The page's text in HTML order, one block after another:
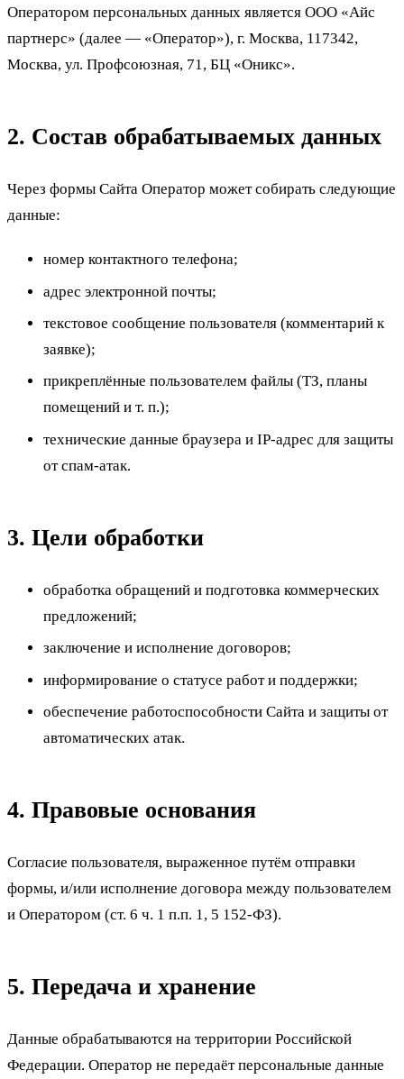
Оператором персональных данных является ООО «Айс
партнерс» (далее — «Оператор»), г. Москва, 117342,
Москва, ул. Профсоюзная, 71, БЦ «Оникс».
2. Состав обрабатываемых данных
Через формы Сайта Оператор может собирать следующие
данные:
номер контактного телефона;
адрес электронной почты;
текстовое сообщение пользователя (комментарий к
заявке);
прикреплённые пользователем файлы (ТЗ, планы
помещений и т. п.);
технические данные браузера и IP-адрес для защиты
от спам-атак.
3. Цели обработки
обработка обращений и подготовка коммерческих
предложений;
заключение и исполнение договоров;
информирование о статусе работ и поддержки;
обеспечение работоспособности Сайта и защиты от
автоматических атак.
4. Правовые основания
Согласие пользователя, выраженное путём отправки
формы, и/или исполнение договора между пользователем
и Оператором (ст. 6 ч. 1 п.п. 1, 5 152-ФЗ).
5. Передача и хранение
Данные обрабатываются на территории Российской
Федерации. Оператор не передаёт персональные данные